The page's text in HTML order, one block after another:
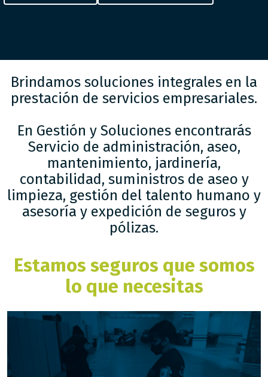
Brindamos soluciones integrales en la
prestación de servicios empresariales.
En Gestión y Soluciones encontrarás
Servicio de administración, aseo,
mantenimiento, jardinería,
contabilidad, suministros de aseo y
limpieza, gestión del talento humano y
asesoría y expedición de seguros y
pólizas.
Estamos seguros que somos
lo que necesitas